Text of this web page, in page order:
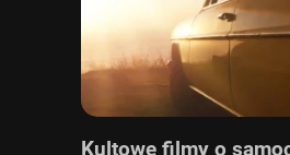
Kultowe filmy o